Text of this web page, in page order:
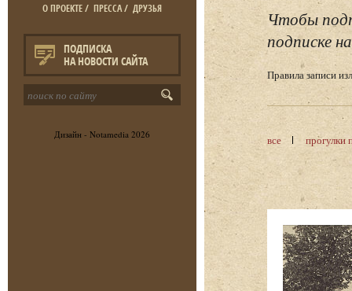
О ПРОЕКТЕ/ ПРЕССА/ ДРУЗЬЯ
ПОДПИСКА
НА НОВОСТИ САЙТА
Дизайн - Notamedia 2026
Чтобы
подписке
Правила записи
все прогулки